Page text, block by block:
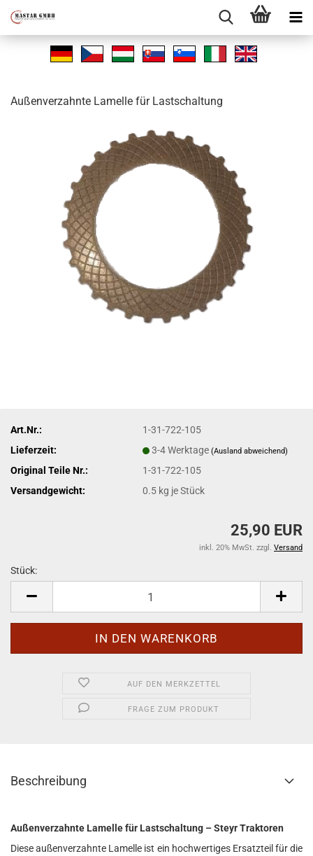
Au­ßen­ver­zahn­te La­mel­le für Last­schal­tung
Art.Nr.:
1-31-722-105
Lieferzeit:
3-4 Werktage(Ausland abweichend)
Original Teile Nr.:
1-31-722-105
Versandgewicht:
0.5 kg je Stück
25,90 EUR
inkl. 20% MwSt. zzgl. Versand
Stück:
AUF DEN MERKZETTEL
FRAGE ZUM PRODUKT
Beschreibung
Außenverzahnte Lamelle für Lastschaltung – Steyr Traktoren
Diese außenverzahnte Lamelle ist ein hochwertiges Ersatzteil für die